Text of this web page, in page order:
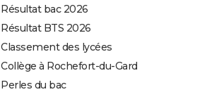
Résultat bac 2026
Résultat BTS 2026
Classement des lycées
Collège à Rochefort-du-Gard
Perles du bac